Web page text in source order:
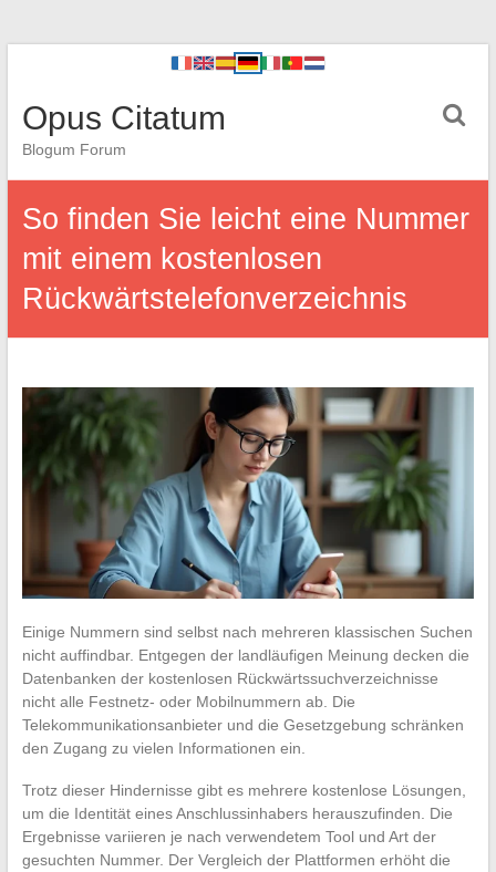
Opus Citatum
Blogum Forum
So finden Sie leicht eine Nummer
mit einem kostenlosen
Rückwärtstelefonverzeichnis
Einige Nummern sind selbst nach mehreren klassischen Suchen
nicht auffindbar. Entgegen der landläufigen Meinung decken die
Datenbanken der kostenlosen Rückwärtssuchverzeichnisse
nicht alle Festnetz- oder Mobilnummern ab. Die
Telekommunikationsanbieter und die Gesetzgebung schränken
den Zugang zu vielen Informationen ein.
Trotz dieser Hindernisse gibt es mehrere kostenlose Lösungen,
um die Identität eines Anschlussinhabers herauszufinden. Die
Ergebnisse variieren je nach verwendetem Tool und Art der
gesuchten Nummer. Der Vergleich der Plattformen erhöht die